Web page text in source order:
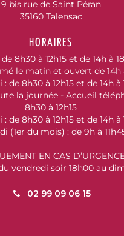
9 bis rue de Saint Péran
35160 Talensac
HORAIRES
8h30 à 12h15 et de 14h à
le matin et ouvert de 14h
de 8h30 à 12h15 et de 14h à
la journée - Accueil
8h30 à 12h15
: de 8h30 à 12h15 et de 14h à
(1er du mois) : de 9h à
EN CAS
vendredi soir 18h00 au
02 99 09 06 15